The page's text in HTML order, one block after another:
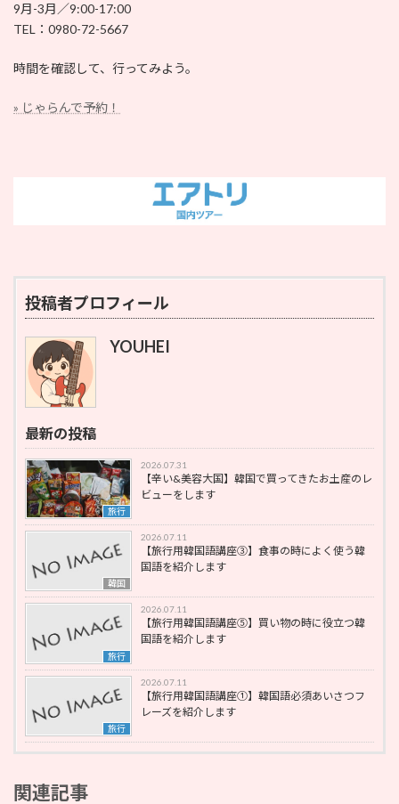
9月-3月／9:00-17:00
TEL：0980-72-5667
時間を確認して、行ってみよう。
» じゃらんで予約！
投稿者プロフィール
YOUHEI
最新の投稿
旅行
2026.07.31
【辛い&美容大国】韓国で買ってきたお土産のレ
ビューをします
韓国
2026.07.11
【旅行用韓国語講座③】食事の時によく使う韓
国語を紹介します
旅行
2026.07.11
【旅行用韓国語講座⑤】買い物の時に役立つ韓
国語を紹介します
旅行
2026.07.11
【旅行用韓国語講座①】韓国語必須あいさつフ
レーズを紹介します
関連記事